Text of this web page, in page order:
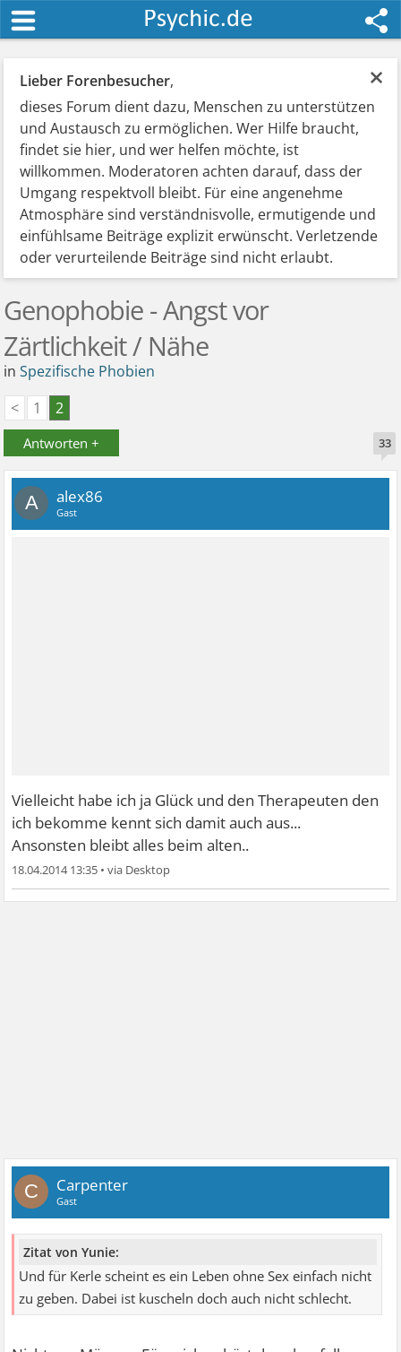
×
Lieber Forenbesucher,
dieses Forum dient dazu, Menschen zu unterstützen
und Austausch zu ermöglichen. Wer Hilfe braucht,
findet sie hier, und wer helfen möchte, ist
willkommen. Moderatoren achten darauf, dass der
Umgang respektvoll bleibt. Für eine angenehme
Atmosphäre sind verständnisvolle, ermutigende und
einfühlsame Beiträge explizit erwünscht. Verletzende
oder verurteilende Beiträge sind nicht erlaubt.
Genophobie - Angst vor
Zärtlichkeit / Nähe
inSpezifische Phobien
<
1 2
Antworten + 33
A alex86
Gast
Vielleicht habe ich ja Glück und den Therapeuten den
ich bekomme kennt sich damit auch aus...
Ansonsten bleibt alles beim alten..
18.04.2014 13:35 •
C Carpenter
Gast
Zitat von Yunie:
Und für Kerle scheint es ein Leben ohne Sex einfach nicht
zu geben. Dabei ist kuscheln doch auch nicht schlecht.